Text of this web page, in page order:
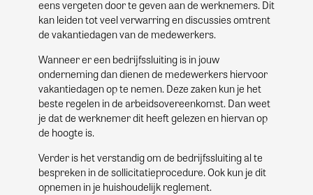
eens vergeten door te geven aan de werknemers. Dit
kan leiden tot veel verwarring en discussies omtrent
de vakantiedagen van de medewerkers.
Wanneer er een bedrijfssluiting is in jouw
onderneming dan dienen de medewerkers hiervoor
vakantiedagen op te nemen. Deze zaken kun je het
beste regelen in de arbeidsovereenkomst. Dan weet
je dat de werknemer dit heeft gelezen en hiervan op
de hoogte is.
Verder is het verstandig om de bedrijfssluiting al te
bespreken in de sollicitatieprocedure. Ook kun je dit
opnemen in je huishoudelijk reglement.